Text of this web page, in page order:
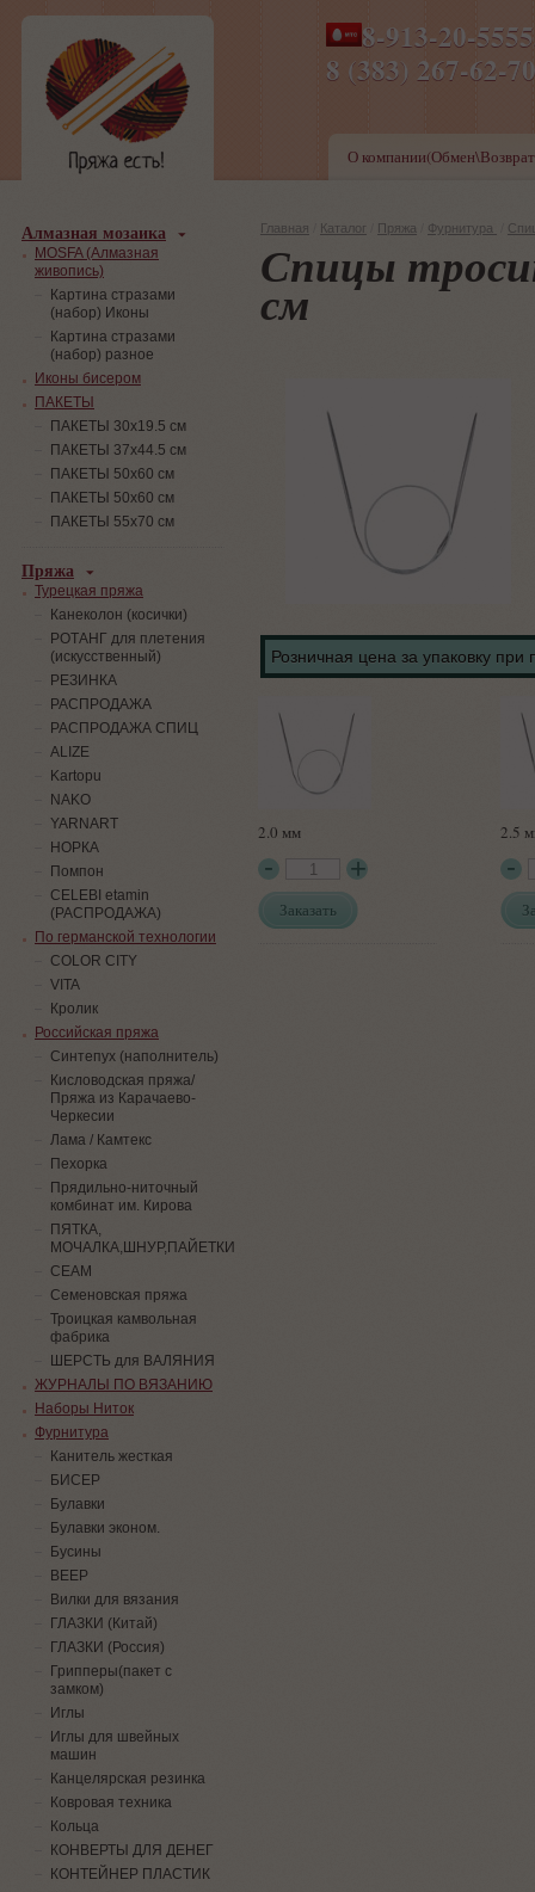
8-913-20-
8 (383) 267-
ПН-ПТ 8-17,СБ-ВС 9-
О
Главная Каталог Пряжа Фурнитура
Спицы
см
Розничная цена за упаковку при
2.0 мм
Заказать
2.5
Алмазная мозаика
MOSFA (Алмазная
живопись)
Картина стразами
(набор) Иконы
Картина стразами
(набор) разное
Иконы бисером
ПАКЕТЫ
ПАКЕТЫ 30х19.5 см
ПАКЕТЫ 37х44.5 см
ПАКЕТЫ 50х60 см
ПАКЕТЫ 50х60 см
ПАКЕТЫ 55х70 см
Пряжа
Турецкая пряжа
Канеколон (косички)
РОТАНГ для плетения
(искусственный)
PЕЗИНКА
РАСПРОДАЖА
РАСПРОДАЖА СПИЦ
ALIZE
Kartopu
NAKO
YARNART
НОРКА
Помпон
СELEBI etamin
(РАСПРОДАЖА)
По германской технологии
COLOR CITY
VITA
Кролик
Российская пряжа
Синтепух (наполнитель)
Кисловодская пряжа/
Пряжа из Карачаево-
Черкесии
Лама / Камтекс
Пехорка
Прядильно-ниточный
комбинат им. Кирова
ПЯТКА,
МОЧАЛКА,ШНУР,ПАЙЕТКИ
СЕАМ
Семеновская пряжа
Троицкая камвольная
фабрика
ШЕРСТЬ для ВАЛЯНИЯ
ЖУРНАЛЫ ПО ВЯЗАНИЮ
Наборы Ниток
Фурнитура
Канитель жесткая
БИСЕР
Булавки
Булавки эконом.
Бусины
ВЕЕР
Вилки для вязания
ГЛАЗКИ (Китай)
ГЛАЗКИ (Россия)
Грипперы(пакет с
замком)
Иглы
Иглы для швейных
машин
Канцелярская резинка
Ковровая техника
Кольца
КОНВЕРТЫ ДЛЯ ДЕНЕГ
КОНТЕЙНЕР ПЛАСТИК